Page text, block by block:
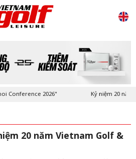
Kỷ niệm 20 năm Tạp chí Vietnam Golf &
20 năm Vietnam Golf &